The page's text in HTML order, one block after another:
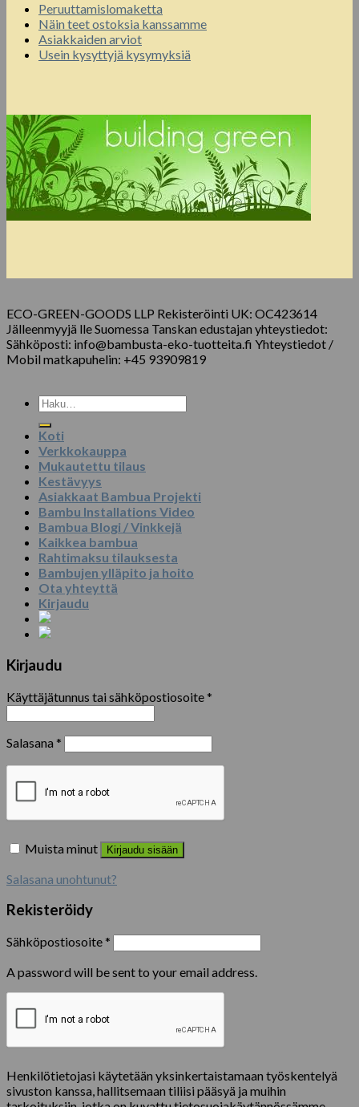
Peruuttamislomaketta
Näin teet ostoksia kanssamme
Asiakkaiden arviot
Usein kysyttyjä kysymyksiä
ECO-GREEN-GOODS LLP Rekisteröinti UK: OC423614
Jälleenmyyjä lle Suomessa Tanskan edustajan yhteystiedot:
Sähköposti: info@bambusta-eko-tuotteita.fi Yhteystiedot /
Mobil matkapuhelin: +45 93909819
Etsi:
Koti
Verkkokauppa
Mukautettu tilaus
Kestävyys
Asiakkaat Bambua Projekti
Bambu Installations Video
Bambua Blogi / Vinkkejä
Kaikkea bambua
Rahtimaksu tilauksesta
Bambujen ylläpito ja hoito
Ota yhteyttä
Kirjaudu
Kirjaudu
Käyttäjätunnus tai sähköpostiosoite*
Salasana *
Muista minut Kirjaudu sisään
Salasana unohtunut?
Rekisteröidy
Sähköpostiosoite*
A password will be sent to your email address.
Henkilötietojasi käytetään yksinkertaistamaan työskentelyä
sivuston kanssa, hallitsemaan tiliisi pääsyä ja muihin